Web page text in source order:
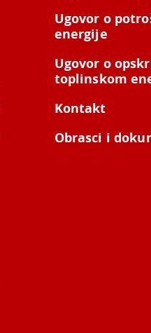
Ugovor o
energije
Ugovor o
toplinskom
Kontakt
Obrasci i